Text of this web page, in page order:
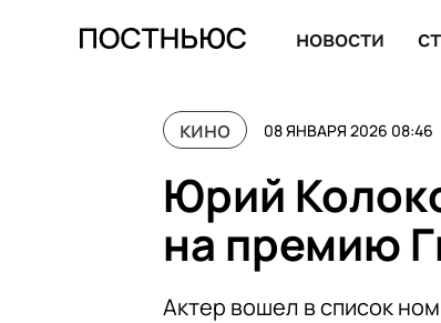
новости
кино 08 ЯНВАРЯ 2026 08:46
Юрий
на премию
Актер вошел в список